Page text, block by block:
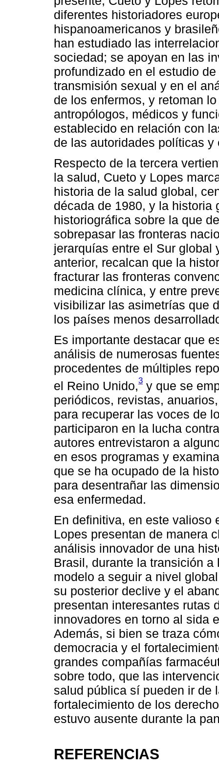
diferentes historiadores
hispanoamericanos y
han estudiado las
sociedad; se apoyan en las
profundizado en el estudio
transmisión sexual y en el
de los enfermos, y retoman
antropólogos, médicos y
establecido en relación con
de las autoridades políticas
Respecto de la tercera
la salud, Cueto y Lopes
historia de la salud global,
década de 1980, y la historia
historiográfica sobre la que
sobrepasar las fronteras
jerarquías entre el Sur
anterior, recalcan que la
fracturar las fronteras
medicina clínica, y entre
visibilizar las asimetrías que
los países menos
Es importante destacar que
análisis de numerosas
procedentes de múltiples
el Reino Unido,3 y que se
periódicos, revistas,
para recuperar las voces de
participaron en la lucha
autores entrevistaron a
en esos programas y
que se ha ocupado de la
para desentrañar las
esa enfermedad.
En definitiva, en este valioso
Lopes presentan de manera
análisis innovador de una
Brasil, durante la transición
modelo a seguir a nivel
su posterior declive y el
presentan interesantes rutas
innovadores en torno al sida
Además, si bien se traza
democracia y el
grandes compañías
sobre todo, que las
salud pública sí pueden ir de
fortalecimiento de los
estuvo ausente durante la
REFERENCIAS